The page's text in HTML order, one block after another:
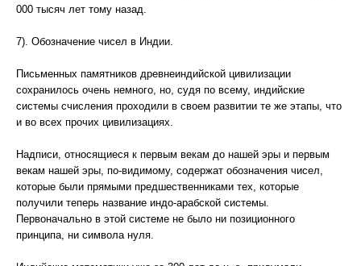
000 тысяч лет тому назад.
7). Обозначение чисел в Индии.
Письменных памятников древнеиндийской цивилизации
сохранилось очень немного, но, судя по всему, индийские
системы счисления проходили в своем развитии те же этапы, что
и во всех прочих цивилизациях.
Надписи, относящиеся к первым векам до нашей эры и первым
векам нашей эры, по-видимому, содержат обозначения чисел,
которые были прямыми предшественниками тех, которые
получили теперь название индо-арабской системы.
Первоначально в этой системе не было ни позиционного
принципа, ни символа нуля.